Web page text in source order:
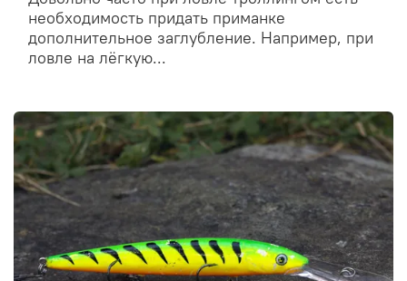
необходимость придать приманке
дополнительное заглубление. Например, при
ловле на лёгкую...